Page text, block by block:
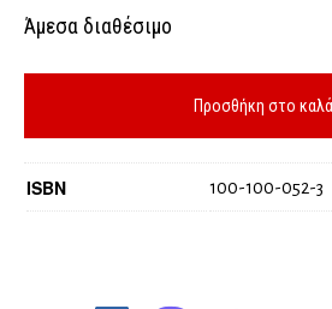
Άμεσα διαθέσιμο
Προσθήκη στο
ISBN 100-100-052-3